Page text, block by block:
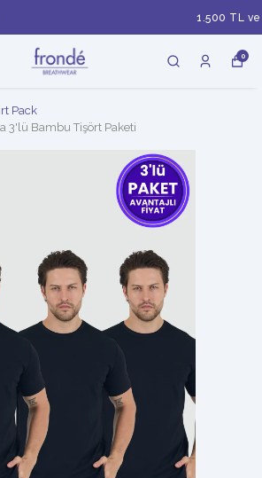
Üzeri Siparişlerde Kargo Ücretsiz.
0
Pack
3'lü Bambu Tişört Paketi